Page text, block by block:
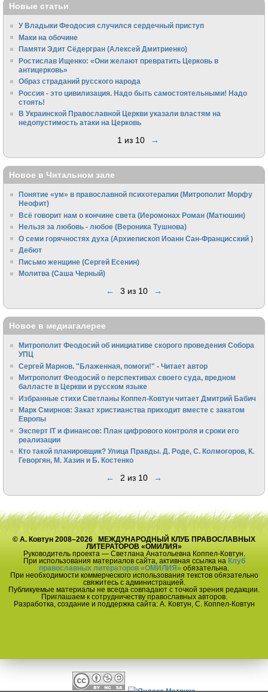
Новые статьи
У Владыки Феодосия случился сердечный приступ
Маки на обочине
Памяти Эдит Сёдергран (Алексей Дмитриенко)
Ростислав Ищенко: «Они желают превратить Церковь в
антицерковь»
Образ страданий русского народа
Россия - это цивилизация. Надо быть самостоятельными! Надо
стоять!
В Украинской Православной Церкви указали властям на
недопустимость атаки на Церковь
1 из 10 →
Новое в Читальном зале
Понятие «ум» в православной психотерапии (Митрополит Морфу
Неофит)
Всё говорит нам о кончине света (Иеромонах Роман (Матюшин)
Нельзя за любовь - любое (Вероника Тушнова)
О семи горячностях духа (Архиепископ Иоанн Сан-Францисский )
Дебют
Письмо женщине (Сергей Есенин)
Молитва (Саша Черный)
← 3 из 10 →
Новое в медиагалерее
Митрополит Феодосий об инициативе скорого проведения Собора
УПЦ
Сергей Марнов. "Блаженная, помоги!" - Читает автор
Митрополит Феодосий о перспективах своего суда, вредном
балласте в Церкви и русском языке
Избранные стихи Светланы Коппел-Ковтун читает Дмитрий Бабич
Марк Смирнов: Закат христианства приходит вместе с закатом
Европы
Эксперт IT и финансов: План цифрового контроля и сроки его
реализации
Кто такой планировщик? Улица Правды. Д. Роде, С. Колмогоров, К.
Геворгян, М. Хазин и Б. Костенко
← 2 из 10 →
© А. Ковтун 2008–2026 МЕЖДУНАРОДНЫЙ КЛУБ ПРАВОСЛАВНЫХ
ЛИТЕРАТОРОВ «ОМИЛИЯ»
Руководитель проекта — Светлана Анатольевна Коппел-Ковтун.
При использования материалов сайта, активная ссылка на Клуб
православных литераторов «ОМИЛИЯ» обязательна.
При необходимости коммерческого использования текстов обязательно
свяжитесь с администрацией.
Публикуемые материалы не всегда совпадают с точкой зрения редакции.
Приглашаем к сотрудничеству православных авторов.
Разработка, создание и поддержка сайта: А. Ковтун, С. Коппел-Ковтун